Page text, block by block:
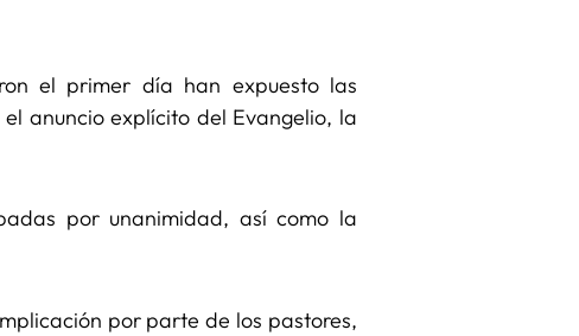
el primer día han expuesto las
anuncio explícito del Evangelio, la
por unanimidad, así como la
por parte de los pastores,